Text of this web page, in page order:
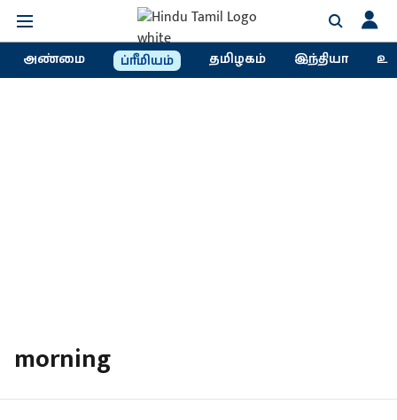
அண்மை ப்ரீமியம் தமிழகம் இந்தியா
morning